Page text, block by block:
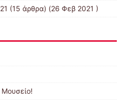
(15 άρθρα) (26 Φεβ 2021 )